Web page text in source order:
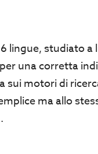
lingue, studiato a
una corretta
sui motori di
ma allo